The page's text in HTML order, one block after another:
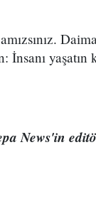
İnsanı yaşatın
News'in